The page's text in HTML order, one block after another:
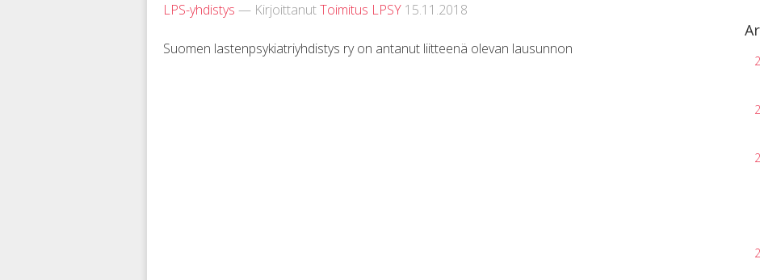
LPS-yhdistys — KirjoittanutToimitus LPSY 15.11.2018
Suomen lastenpsykiatriyhdistys ry on antanut liitteenä olevan lausunnon